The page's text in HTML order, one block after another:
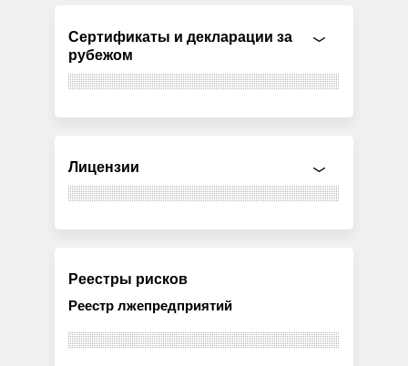
Сертификаты и декларации за
рубежом
Лицензии
Реестры рисков
Реестр лжепредприятий